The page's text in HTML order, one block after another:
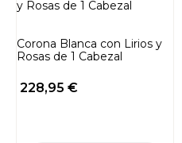
Corona Blanca con Lirios y
Rosas de 1 Cabezal
228,95 €